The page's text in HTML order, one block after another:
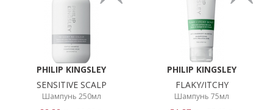
PHILIP KINGSLEY
SENSITIVE SCALP
Шампунь 250мл
PHILIP KINGSLEY
FLAKY/ITCHY
Шампунь 75мл